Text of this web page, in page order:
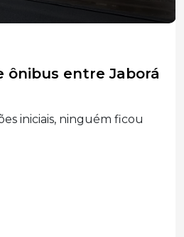
ônibus entre Jaborá
iniciais, ninguém ficou